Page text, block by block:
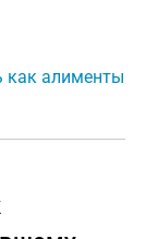
как алименты